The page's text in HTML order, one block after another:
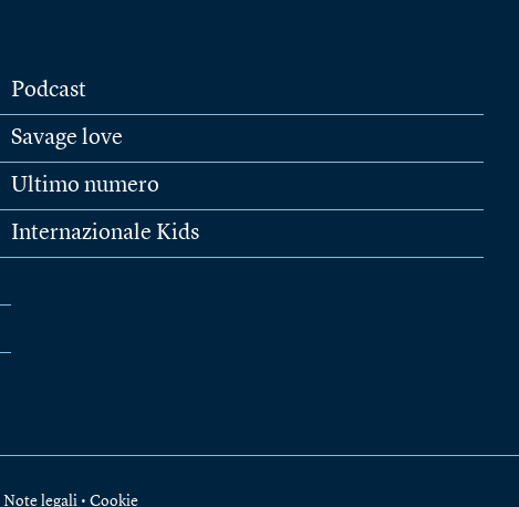
Podcast
Savage love
Ultimo numero
Internazionale Kids
Note legali • Cookie